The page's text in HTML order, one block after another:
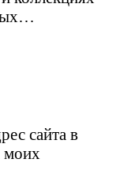
сайта в
моих